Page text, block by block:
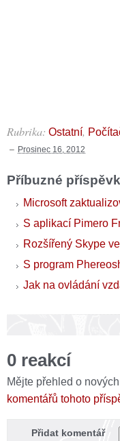
Rubrika: Ostatní,
Prosinec 16, 2012
Příbuzné
Microsoft
S aplikací Pimero
Rozšířený Skype
S program
Jak na ovládání
0 reakcí
Mějte přehled o
komentářů tohoto
Přidat komentář